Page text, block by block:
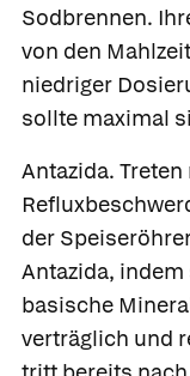
Sodbrennen.
von den
niedriger
sollte maximal
Antazida.
der
Antazida,
basische
verträglich und